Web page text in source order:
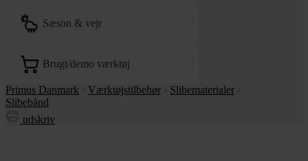
sæson & vejr
brugt/demo værktøj
Primus Danmark Værktøjstilbehør
Slibematerialer
Slibebånd
udskriv